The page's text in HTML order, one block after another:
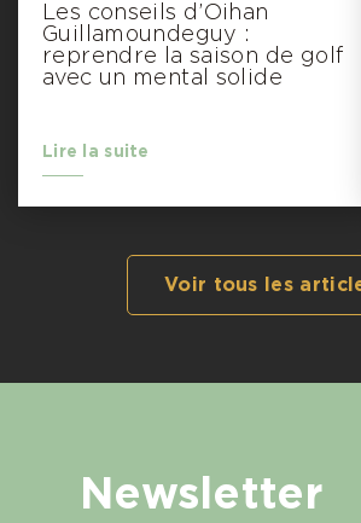
Les conseils d’Oihan
Guillamoundeguy :
reprendre la saison de golf
avec un mental solide
Lire la suite
Voir tous les
Newsletter